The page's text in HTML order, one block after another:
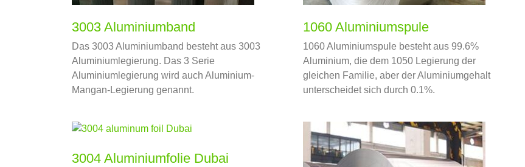
3003 Aluminiumband
Das 3003 Aluminiumband besteht aus 3003
Aluminiumlegierung. Das 3 Serie
Aluminiumlegierung wird auch Aluminium-
Mangan-Legierung genannt.
1060 Aluminiumspule
1060 Aluminiumspule besteht aus 99.6%
Aluminium, die dem 1050 Legierung der
gleichen Familie, aber der Aluminiumgehalt
unterscheidet sich durch 0.1%.
3004 Aluminiumfolie Dubai